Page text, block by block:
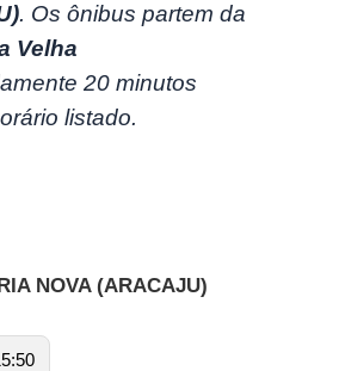
. Os ônibus partem da
Velha
20 minutos
listado.
NOVA (ARACAJU)